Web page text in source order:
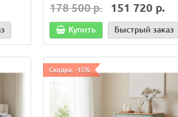
178 500 р. 151 720 р.
Купить Быстрый заказ
Скидка: -15%